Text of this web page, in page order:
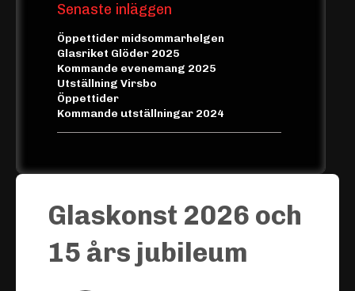
Senaste inläggen
Öppettider midsommarhelgen
Glasriket Glöder 2025
Kommande evenemang 2025
Utställning Virsbo
Öppettider
Kommande utställningar 2024
Glaskonst 2026 och
15 års jubileum